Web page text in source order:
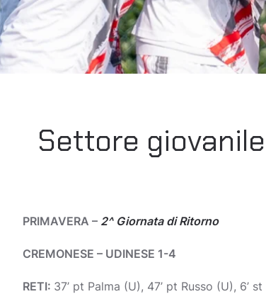
Settore
PRIMAVERA – 2^ Giornata di Ritorno
CREMONESE – UDINESE 1-4
RETI: 37’ pt Palma (U), 47’ pt Russo (U), 6’